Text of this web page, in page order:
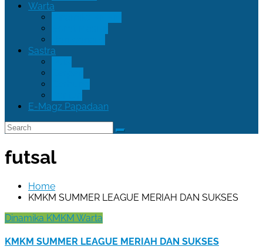
Warta
Sastra
E-Magz Papadaan
futsal
Home
KMKM SUMMER LEAGUE MERIAH DAN SUKSES
Dinamika KMKM Warta
KMKM SUMMER LEAGUE MERIAH DAN SUKSES